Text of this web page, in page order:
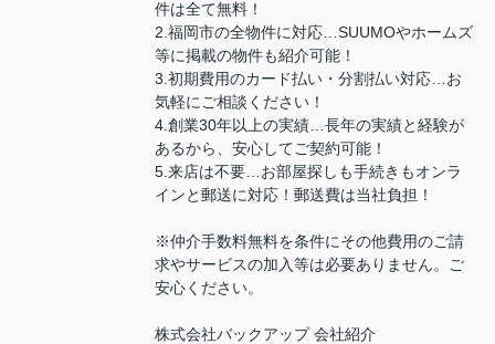
件は全て無料！
2.福岡市の全物件に対応…SUUMOやホームズ
等に掲載の物件も紹介可能！
3.初期費用のカード払い・分割払い対応…お
気軽にご相談ください！
4.創業30年以上の実績…長年の実績と経験が
あるから、安心してご契約可能！
5.来店は不要…お部屋探しも手続きもオンラ
インと郵送に対応！郵送費は当社負担！
※仲介手数料無料を条件にその他費用のご請
求やサービスの加入等は必要ありません。ご
安心ください。
株式会社バックアップ 会社紹介